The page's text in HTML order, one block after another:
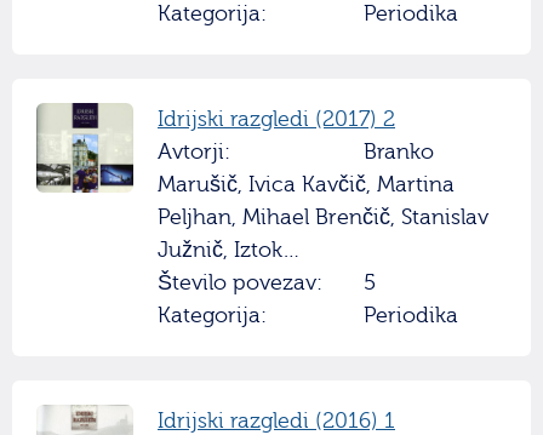
Kategorija:
Periodika
Idrijski razgledi (2017) 2
Avtorji:
Branko
Marušič, Ivica Kavčič, Martina
Peljhan, Mihael Brenčič, Stanislav
Južnič, Iztok…
Število povezav:
5
Kategorija:
Periodika
Idrijski razgledi (2016) 1